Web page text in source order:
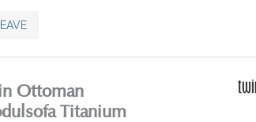
Ottoman
Titanium